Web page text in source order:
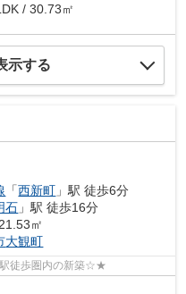
/ 30.73㎡
示する
「西新町 」駅 徒歩6分
石 」駅 徒歩16分
㎡
大観町
徒歩圏内の新築☆★